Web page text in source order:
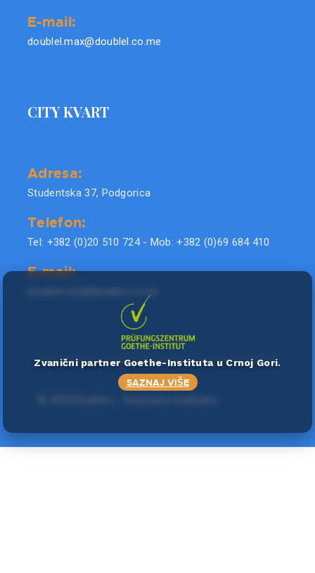
E-mail:
doublel.max@doublel.co.me
CITY KVART
Adresa:
Studentska 37, Podgorica
Telefon:
Tel: +382 (0)20 510 724 - Mob: +382 (0)69 684 410
E-mail:
Zvanični partner Goethe-Instituta u Crnoj Gori.
SAZNAJ VIŠE